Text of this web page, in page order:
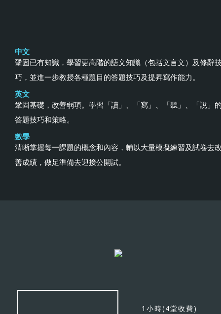
中文
鞏固已有知識，學習更高階的語文知識（包括文言文）及修辭
巧，並進一步教授各種題目的答題技巧及提昇寫作能力。
英文
鞏固基礎，改善弱項。學習「讀」、「寫」、「聽」、「說」
答題技巧和策略。
數學
清晰掌握每一課題的概念和內容，輔以大量模擬練習及試卷去
善成績，做足準備去迎接公開試。
1小時(4堂收費)